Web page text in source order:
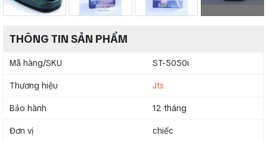
THÔNG TIN SẢN PHẨM
Mã hàng/SKU ST-5050i
Thương hiệu Jts
Bảo hành 12 tháng
Đơn vị chiếc